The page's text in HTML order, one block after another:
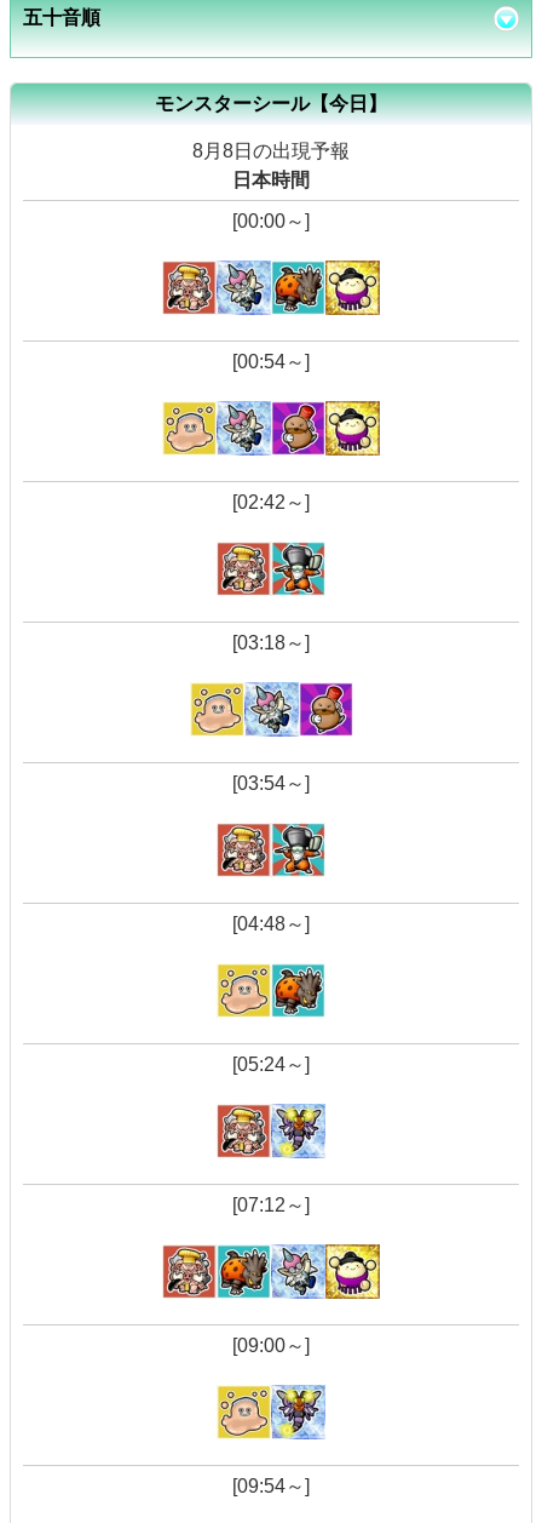
五十音順
モンスターシール【今日】
8月8日の出現予報
日本時間
[00:00～]
[00:54～]
[02:42～]
[03:18～]
[03:54～]
[04:48～]
[05:24～]
[07:12～]
[09:00～]
[09:54～]